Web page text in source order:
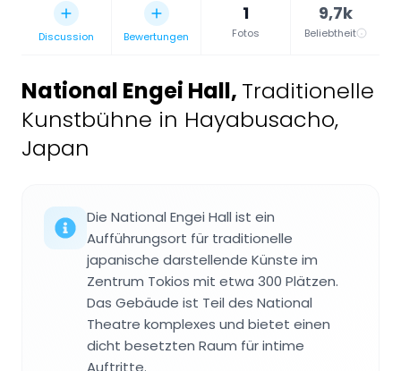
Discussion Bewertungen
1
Fotos
9,7k
Beliebtheit
National Engei Hall, Traditionelle
Kunstbühne in Hayabusacho,
Japan
Die National Engei Hall ist ein
Aufführungsort für traditionelle
japanische darstellende Künste im
Zentrum Tokios mit etwa 300 Plätzen.
Das Gebäude ist Teil des National
Theatre komplexes und bietet einen
dicht besetzten Raum für intime
Auftritte.